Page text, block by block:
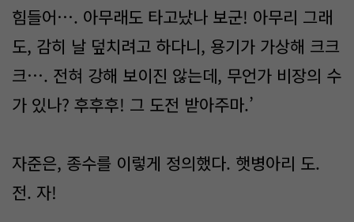
힘들어…. 아무래도 타고났나 보군! 아무리 그래
도, 감히 날 덮치려고 하다니, 용기가 가상해 크크
크…. 전혀 강해 보이진 않는데, 무언가 비장의 수
가 있나? 후후후! 그 도전 받아주마.’
자준은, 종수를 이렇게 정의했다. 햇병아리 도.
전. 자!